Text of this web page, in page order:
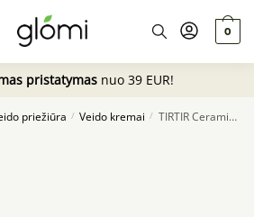
0
pristatymas nuo 39 EUR!
priežiūra / Veido kremai / TIRTIR Ceramic Cream, 50ml